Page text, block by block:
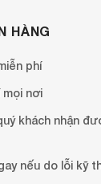
HÀNG
phí
mọi nơi
khách nhận
nếu do lỗi kỹ